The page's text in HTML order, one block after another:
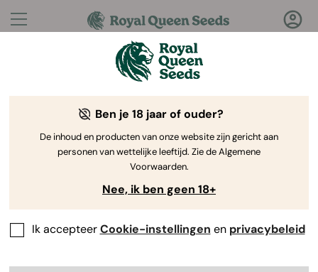
Vragen?Antwoorden!
Welkom bij de Royal Queen Seeds Help Center
Help Center > Verzending > Back
Ben je 18 jaar of ouder?
De inhoud en producten van onze website zijn gericht aan
personen van wettelijke leeftijd. Zie de Algemene
Voorwaarden.
Nee, ik ben geen 18+
Ik accepteerCookie-instellingen en privacybeleid